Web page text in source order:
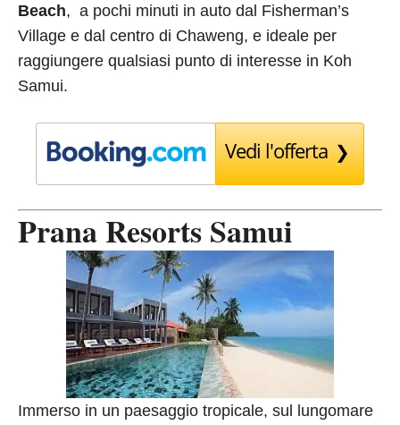
Beach, a pochi minuti in auto dal Fisherman’s
Village e dal centro di Chaweng, e ideale per
raggiungere qualsiasi punto di interesse in Koh
Samui.
Vedi l'offerta
Prana Resorts Samui
Immerso in un paesaggio tropicale, sul lungomare